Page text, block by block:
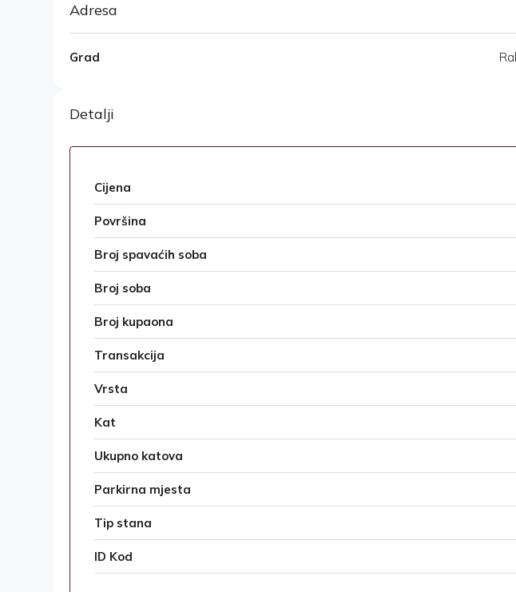
Adresa
Grad
Detalji
Cijena
Površina
Broj spavaćih soba
Broj soba
Broj kupaona
Transakcija
Vrsta
Kat
Ukupno katova
Parkirna mjesta
Tip stana
ID Kod